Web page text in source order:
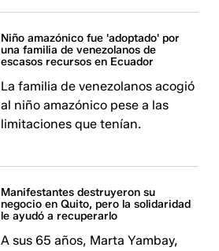
Niño amazónico fue 'adoptado' por
una familia de venezolanos de
escasos recursos en Ecuador
La familia de venezolanos acogió
al niño amazónico pese a las
limitaciones que tenían.
Manifestantes destruyeron su
negocio en Quito, pero la solidaridad
le ayudó a recuperarlo
A sus 65 años, Marta Yambay,